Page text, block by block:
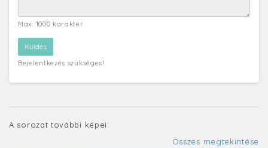
Max. 1000 karakter
Bejelentkezés szükséges!
A sorozat további képei:
Összes megtekintése